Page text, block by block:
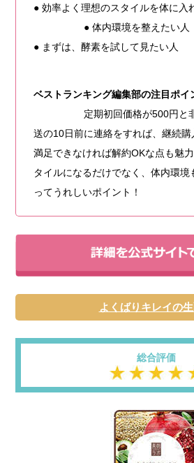
● 効率よく理想のスタイルを体に入
● 体内環境を整えたい人
● まずは、酵素を試して見たい人
ベストランキング編集部の注目ポイ
定期初回価格が500円と非
送の10日前に連絡をすれば、継続購
満足できなければ解約OKな点も魅
タイルになるだけでなく、体内環境
ってうれしいポイント！
よくばりキレイの
総合評価